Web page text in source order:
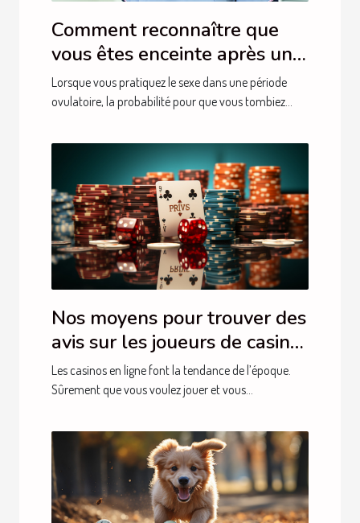
Comment reconnaître que
vous êtes enceinte après une
semaine de rapport sexuel ?
Lorsque vous pratiquez le sexe dans une période
ovulatoire, la probabilité pour que vous tombiez...
Nos moyens pour trouver des
avis sur les joueurs de casino
en ligne.
Les casinos en ligne font la tendance de l’époque.
Sûrement que vous voulez jouer et vous...